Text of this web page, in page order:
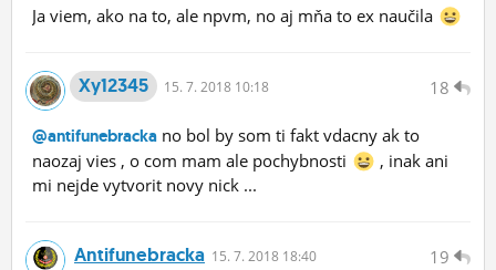
Ja viem, ako na to, ale npvm, no aj mňa to ex naučila
18
Xy12345 15. 7. 2018 10:18
@antifunebracka no bol by som ti fakt vdacny ak to
naozaj vies , o com mam ale pochybnosti
, inak ani
mi nejde vytvorit novy nick ...
19
Antifunebracka 15. 7. 2018 18:40